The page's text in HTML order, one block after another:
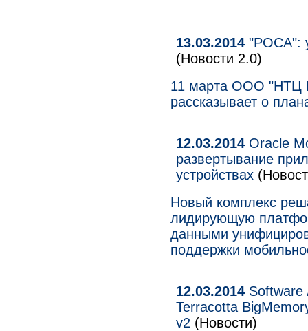
13.03.2014 "РОСА":
(Новости 2.0)
11 марта ООО "НТЦ
рассказывает о
12.03.2014 Oracle
развертывание
устройствах
Новый комплекс
лидирующую
данными
поддержки
12.03.2014 Software
Terracotta
v2 (Новости)